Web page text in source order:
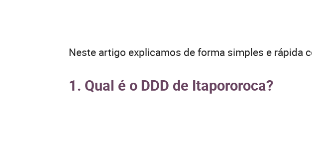
Neste artigo explicamos de forma simples e rápida
1. Qual é o DDD de Itapororoca?